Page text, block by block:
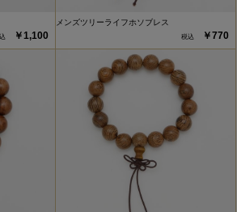
￥1,100
メンズツリーライフホソブレス
￥770